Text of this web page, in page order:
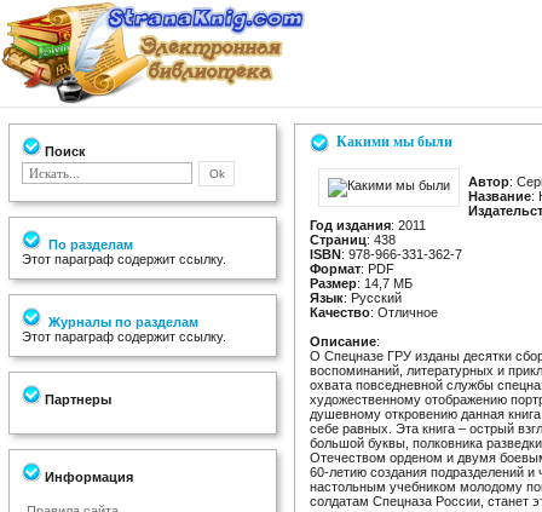
Поиск
По разделам
Этот параграф содержит ссылку.
Журналы по разделам
Этот параграф содержит ссылку.
Партнеры
Информация
Какими мы были
Автор:
Название:
Год издания: 2011
Страниц: 438
ISBN: 978-966-331-362-7
Формат: PDF
Размер: 14,7 МБ
Язык: Русский
Качество: Отличное
Описание:
О Спецназе ГРУ изданы десятки
воспоминаний, литературных и
охвата повседневной службы
художественному отображению
душевному откровению данная
себе равных. Эта книга – острый
большой буквы, полковника
Отечеством орденом и двумя
60-летию создания подразделений
настольным учебником молодому
солдатам Спецназа России, станет